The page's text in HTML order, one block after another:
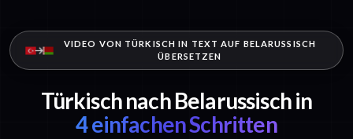
VIDEO VON TÜRKISCH IN TEXT AUF BELARUSSISCH
ÜBERSETZEN
Türkisch nach Belarussisch in
4 einfachen Schritten